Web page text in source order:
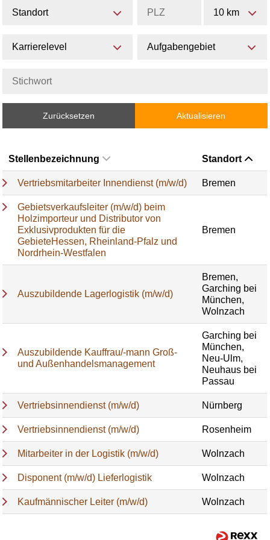
Standort 10 km
Karrierelevel Aufgabengebiet
Zurücksetzen Aktualisieren
Stellenbezeichnung Standort
Vertriebsmitarbeiter Innendienst (m/w/d) Bremen
Gebietsverkaufsleiter (m/w/d) beim
Holzimporteur und Distributor von
Exklusivprodukten für die
GebieteHessen, Rheinland-Pfalz und
Nordrhein-Westfalen
Bremen
Auszubildende Lagerlogistik (m/w/d)
Bremen,
Garching bei
München,
Wolnzach
Auszubildende Kauffrau/-mann Groß-
und Außenhandelsmanagement
Garching bei
München,
Neu-Ulm,
Neuhaus bei
Passau
Vertriebsinnendienst (m/w/d) Nürnberg
Vertriebsinnendienst (m/w/d) Rosenheim
Mitarbeiter in der Logistik (m/w/d) Wolnzach
Disponent (m/w/d) Lieferlogistik Wolnzach
Kaufmännischer Leiter (m/w/d) Wolnzach